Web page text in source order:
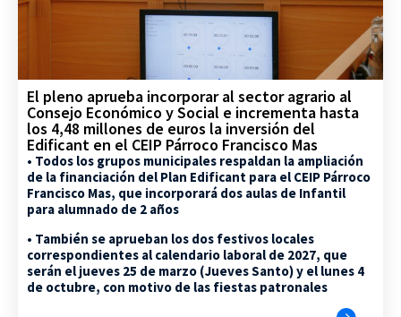
El pleno aprueba incorporar al sector agrario al
Consejo Económico y Social e incrementa hasta
los 4,48 millones de euros la inversión del
Edificant en el CEIP Párroco Francisco Mas
• Todos los grupos municipales respaldan la ampliación
de la financiación del Plan Edificant para el CEIP Párroco
Francisco Mas, que incorporará dos aulas de Infantil
para alumnado de 2 años
• También se aprueban los dos festivos locales
correspondientes al calendario laboral de 2027, que
serán el jueves 25 de marzo (Jueves Santo) y el lunes 4
de octubre, con motivo de las fiestas patronales